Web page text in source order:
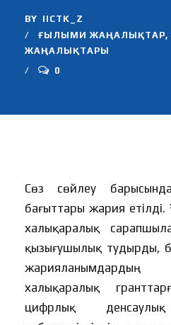
BY IICTK_Z
ҒЫЛЫМИ ЖАҢАЛЫҚТАР,
ЖАҢАЛЫҚТАРЫ
0
Сөз сөйлеу
бағыттары жария
халықаралық
қызығушылық тудырды,
жарияланымдардың
халықаралық
цифрлық